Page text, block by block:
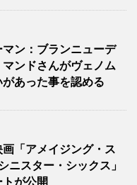
ン：ブランニューデ
ンドさんがヴェノム
あった事を認める
「アメイジング・ス
ニスター・シックス」
が公開